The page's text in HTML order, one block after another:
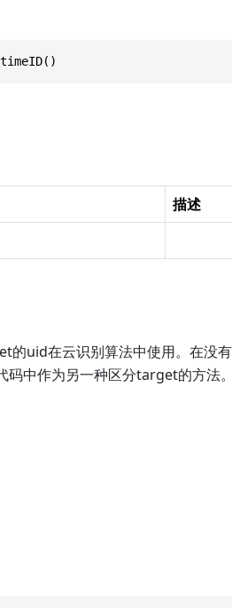
描述
uid在云识别算法中使用。在没
中作为另一种区分target的方法。